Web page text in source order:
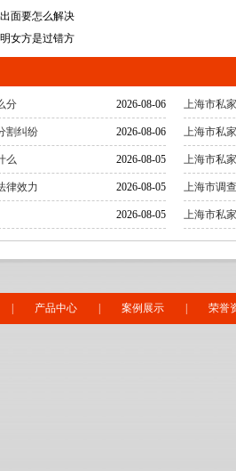
面要怎么解决
女方是过错方
2026-08-06
分 上海市私
2026-08-06
割纠纷 上海市私
2026-08-05
么 上海市私
2026-08-05
律效力 上海市调
2026-08-05 上海市私
产品中心 案例展示 荣誉